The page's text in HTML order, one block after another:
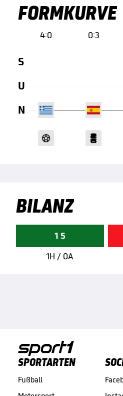
FORMKURVE
4:0 0:3
S
U
N
BILANZ
1 S
1H / 0A
SPORTARTEN
Fußball